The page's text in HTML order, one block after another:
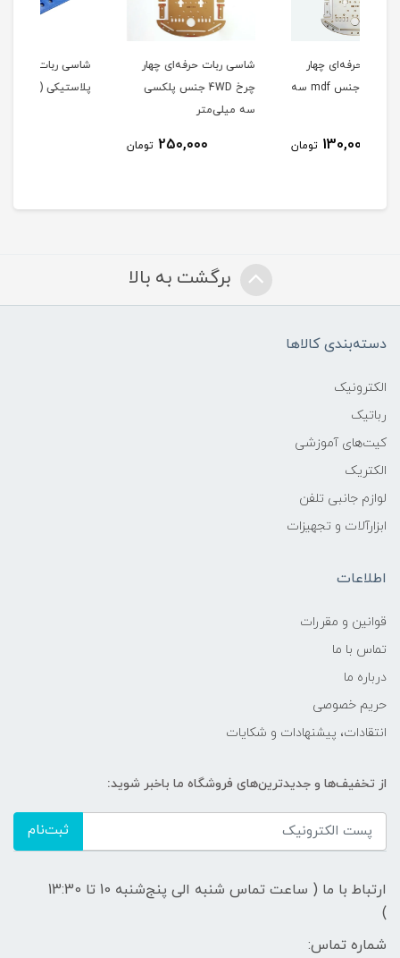
شاسی ربات حرفه‌ای چهار
چرخ 4WD جنس پلکسی
250,000
شاسی ربات دو لبه
پلاستیکی (عمده فروشی)
برگشت به بالا
دسته‌بندی کالاها
الکترونیک
رباتیک
کیت‌های آموزشی
الکتریک
لوازم جانبی تلفن
ابزارآلات و تجهیزات
اطلاعات
قوانين و مقررات
تماس با ما
درباره ما
حریم خصوصی
انتقادات، پیشنهادات و شکایات
از تخفیف‌ها و جدیدترین‌های فروشگاه ما باخبر شوید:
ثبت‌نام
ارتباط با ما ( ساعت تماس شنبه الی پنج‌شنبه 10 تا 13:30
)
شماره تماس: